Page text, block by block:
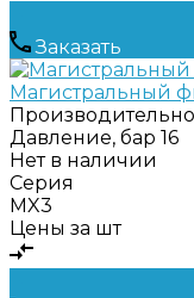
Заказать
Магистральный
Давление, бар 16
Нет в наличии
Серия
MX3
Цены за шт